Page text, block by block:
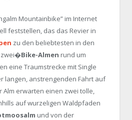
Mountainbike” im Internet
feststellen, das das Revier in
zu den beliebtesten in den
zwei�Bike-Almen rund um
eine Traumstrecke mit Single
langen, anstrengenden Fahrt auf
Alm erwarten einen zwei tolle,
auf wurzeligen Waldpfaden
und von der